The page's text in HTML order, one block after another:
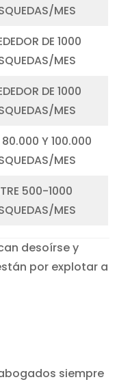
MES
DE 1000
MES
DE 1000
MES
80.000 Y 100.000
MES
500-1000
MES
desoírse y
por explotar a
siempre